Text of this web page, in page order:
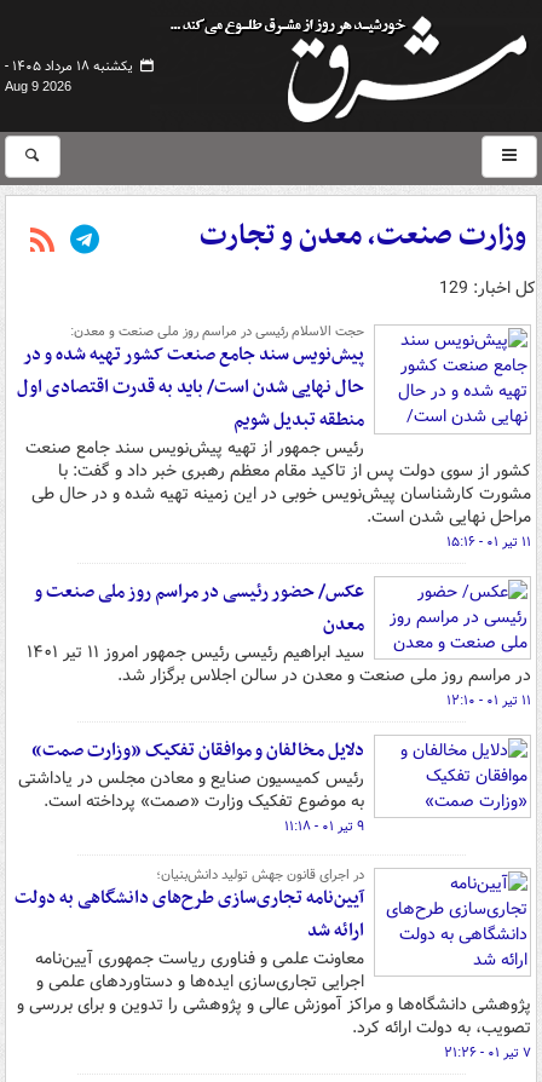
یکشنبه ۱۸ مرداد ۱۴۰۵ -
Aug 9 2026
وزارت صنعت، معدن و تجارت
کل اخبار: 129
حجت الاسلام رئیسی در مراسم روز ملی صنعت و معدن:
پیش‌نویس سند جامع صنعت کشور تهیه شده و در
حال نهایی شدن است/ باید به قدرت اقتصادی اول
منطقه تبدیل شویم
رئیس جمهور از تهیه پیش‌نویس سند جامع صنعت
کشور از سوی دولت پس از تاکید مقام معظم رهبری خبر داد و گفت: با
مشورت کارشناسان پیش‌نویس خوبی در این زمینه تهیه شده و در حال طی
مراحل نهایی شدن است.
۱۱ تیر ۰۱ - ۱۵:۱۶
عکس/ حضور رئیسی در مراسم روز ملی صنعت و
معدن
سید ابراهیم رئیسی رئیس جمهور امروز ۱۱ تیر ۱۴۰۱
در مراسم روز ملی صنعت و معدن در سالن اجلاس برگزار شد.
۱۱ تیر ۰۱ - ۱۲:۱۰
دلایل مخالفان و موافقان تفکیک «وزارت صمت»
رئیس کمیسیون صنایع و معادن مجلس در یاداشتی
به موضوع تفکیک وزارت «صمت» پرداخته است.
۹ تیر ۰۱ - ۱۱:۱۸
در اجرای قانون جهش تولید دانش‌بنیان؛
آیین‌نامه تجاری‌سازی طرح‌های دانشگاهی به دولت
ارائه شد
معاونت علمی و فناوری ریاست جمهوری آیین‌نامه
اجرایی تجاری‌سازی ایده‌ها و دستاوردهای علمی و
پژوهشی دانشگاه‌ها و مراکز آموزش عالی و پژوهشی را تدوین و برای بررسی و
تصویب، به دولت ارائه کرد.
۷ تیر ۰۱ - ۲۱:۲۶